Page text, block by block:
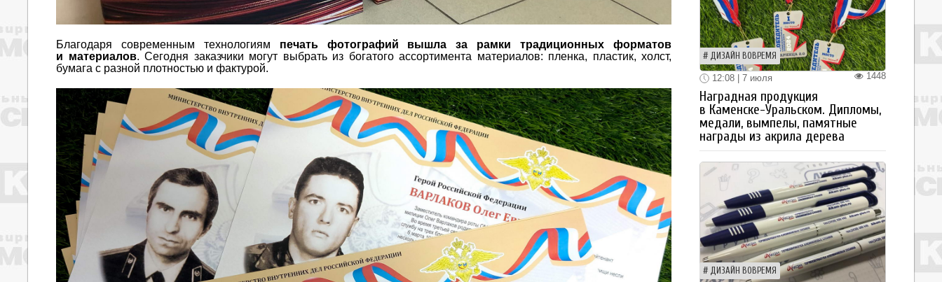
Благодаря современным технологиям печать фотографий вышла за рамки традиционных форматов
и материалов. Сегодня заказчики могут выбрать из богатого ассортимента материалов: пленка, пластик, холст,
бумага с разной плотностью и фактурой.
ДИЗАЙН ВОВРЕМЯ
1448
12:08 | 7 июля
Наградная продукция
в Каменске-Уральском. Дипломы,
медали, вымпелы, памятные
награды из акрила дерева
ДИЗАЙН ВОВРЕМЯ